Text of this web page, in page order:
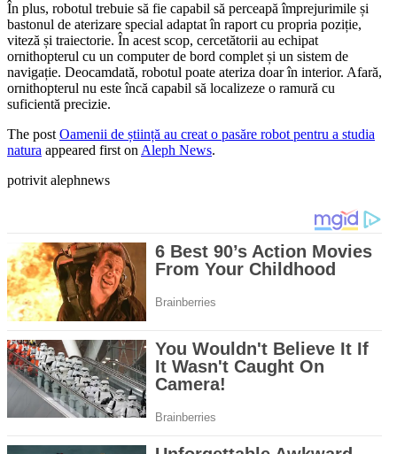
În plus, robotul trebuie să fie capabil să perceapă împrejurimile și
bastonul de aterizare special adaptat în raport cu propria poziție,
viteză și traiectorie. În acest scop, cercetătorii au echipat
ornithopterul cu un computer de bord complet și un sistem de
navigație. Deocamdată, robotul poate ateriza doar în interior. Afară,
ornithopterul nu este încă capabil să localizeze o ramură cu
suficientă precizie.
The postOamenii de știință au creat o pasăre robot pentru a studia
natura appeared first onAleph News.
potrivit alephnews